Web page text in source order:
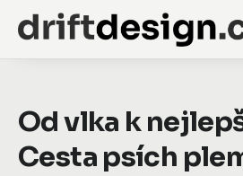
Od vlka k
Cesta psích